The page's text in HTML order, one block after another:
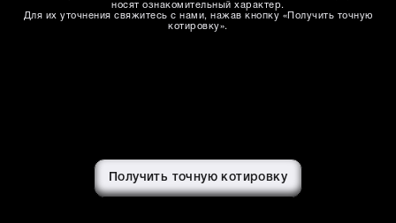
носят ознакомительный характер.
Для их уточнения свяжитесь с нами, нажав кнопку «Получить точную
котировку».
Получить точную котировку